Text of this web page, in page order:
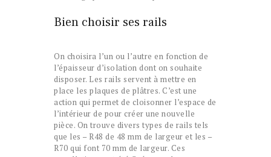
Bien choisir ses rails
On choisira l’un ou l’autre en fonction de
l’épaisseur d’isolation dont on souhaite
disposer. Les rails servent à mettre en
place les plaques de plâtres. C’est une
action qui permet de cloisonner l’espace de
l’intérieur de pour créer une nouvelle
pièce. On trouve divers types de rails tels
que les – R48 de 48 mm de largeur et les –
R70 qui font 70 mm de largeur. Ces